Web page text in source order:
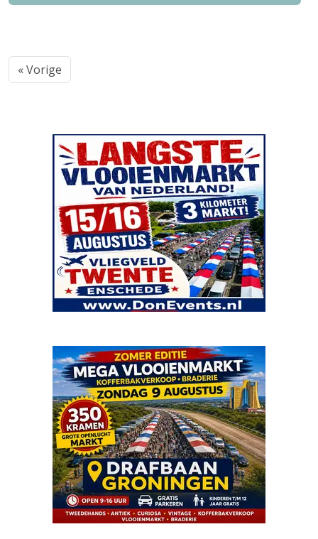
« Vorige